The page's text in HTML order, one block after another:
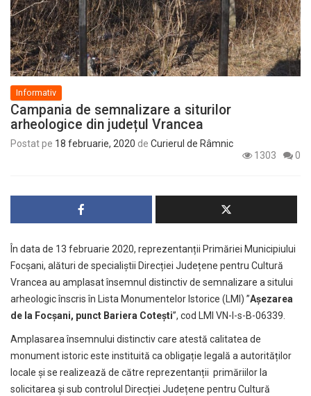
Informativ
Campania de semnalizare a siturilor
arheologice din județul Vrancea
Postat pe 18 februarie, 2020 de Curierul de Râmnic
1303
0
În data de 13 februarie 2020, reprezentanții Primăriei Municipiului
Focșani, alături de specialiștii Direcției Județene pentru Cultură
Vrancea au amplasat însemnul distinctiv de semnalizare a sitului
arheologic înscris în Lista Monumentelor Istorice (LMI) ”Aşezarea
de la Focșani, punct Bariera Coteşti”, cod LMI VN-I-s-B-06339.
Amplasarea însemnului distinctiv care atestă calitatea de
monument istoric este instituită ca obligație legală a autorităților
locale și se realizează de către reprezentanții primăriilor la
solicitarea și sub controlul Direcției Județene pentru Cultură